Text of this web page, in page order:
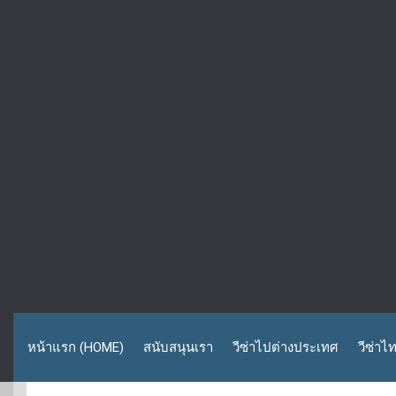
หน้าแรก (HOME) สนับสนุนเรา วีซ่าไปต่างประเทศ วีซ่าไ